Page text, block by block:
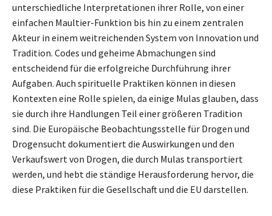
unterschiedliche Interpretationen ihrer Rolle, von einer
einfachen Maultier-Funktion bis hin zu einem zentralen
Akteur in einem weitreichenden System von Innovation und
Tradition. Codes und geheime Abmachungen sind
entscheidend für die erfolgreiche Durchführung ihrer
Aufgaben. Auch spirituelle Praktiken können in diesen
Kontexten eine Rolle spielen, da einige Mulas glauben, dass
sie durch ihre Handlungen Teil einer größeren Tradition
sind. Die Europäische Beobachtungsstelle für Drogen und
Drogensucht dokumentiert die Auswirkungen und den
Verkaufswert von Drogen, die durch Mulas transportiert
werden, und hebt die ständige Herausforderung hervor, die
diese Praktiken für die Gesellschaft und die EU darstellen.